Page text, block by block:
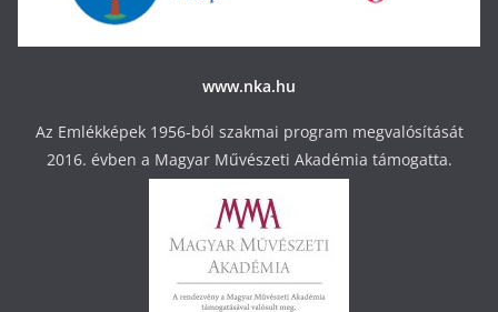
www.nka.hu
Az Emlékképek 1956-ból szakmai program megvalósítását
2016. évben a Magyar Művészeti Akadémia támogatta.